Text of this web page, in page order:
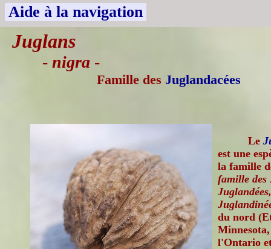
Aide à la navigation
Juglans
- nigra -
Famille des Juglandacées
Le
est une
la famille
famille des
du nord
l'Ontario